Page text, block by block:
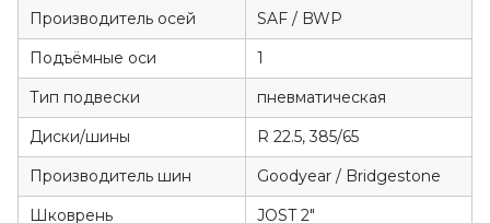
Производитель осей
SAF / BWP
Подъёмные оси
1
Тип подвески
пневматическая
Диски/шины
R 22.5, 385/65
Производитель шин
Goodyear / Bridgestone
Шковрень
JOST 2"